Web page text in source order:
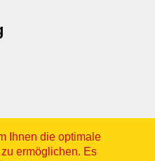
Ihnen die optimale
ermöglichen. Es